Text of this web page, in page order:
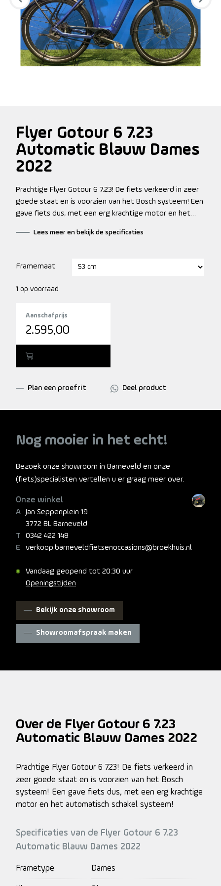
Flyer Gotour 6 7.23
Automatic Blauw Dames
2022
Prachtige Flyer Gotour 6 7.23! De fiets verkeerd in zeer
goede staat en is voorzien van het Bosch systeem! Een
gave fiets dus, met een erg krachtige motor en het
Lees meer en bekijk de specificaties
Framemaat
1 op voorraad
Aanschafprijs
2.595,00
Plan een proefrit Deel product
Nog mooier in het echt!
Bezoek onze showroom in Barneveld en onze
(fiets)specialisten vertellen u er graag meer over.
Onze winkel
Jan Seppenplein 19
3772 BL Barneveld
0342 422 148
verkoop.barneveldfietsenoccasions@broekhuis.nl
Vandaag geopend tot 20:30 uur
Openingstijden
Bekijk onze showroom
Showroomafspraak maken
Over de Flyer Gotour 6 7.23
Automatic Blauw Dames 2022
Prachtige Flyer Gotour 6 7.23! De fiets verkeerd in
zeer goede staat en is voorzien van het Bosch
systeem! Een gave fiets dus, met een erg krachtige
motor en het automatisch schakel systeem!
Specificaties van de Flyer Gotour 6 7.23
Automatic Blauw Dames 2022
Frametype Dames